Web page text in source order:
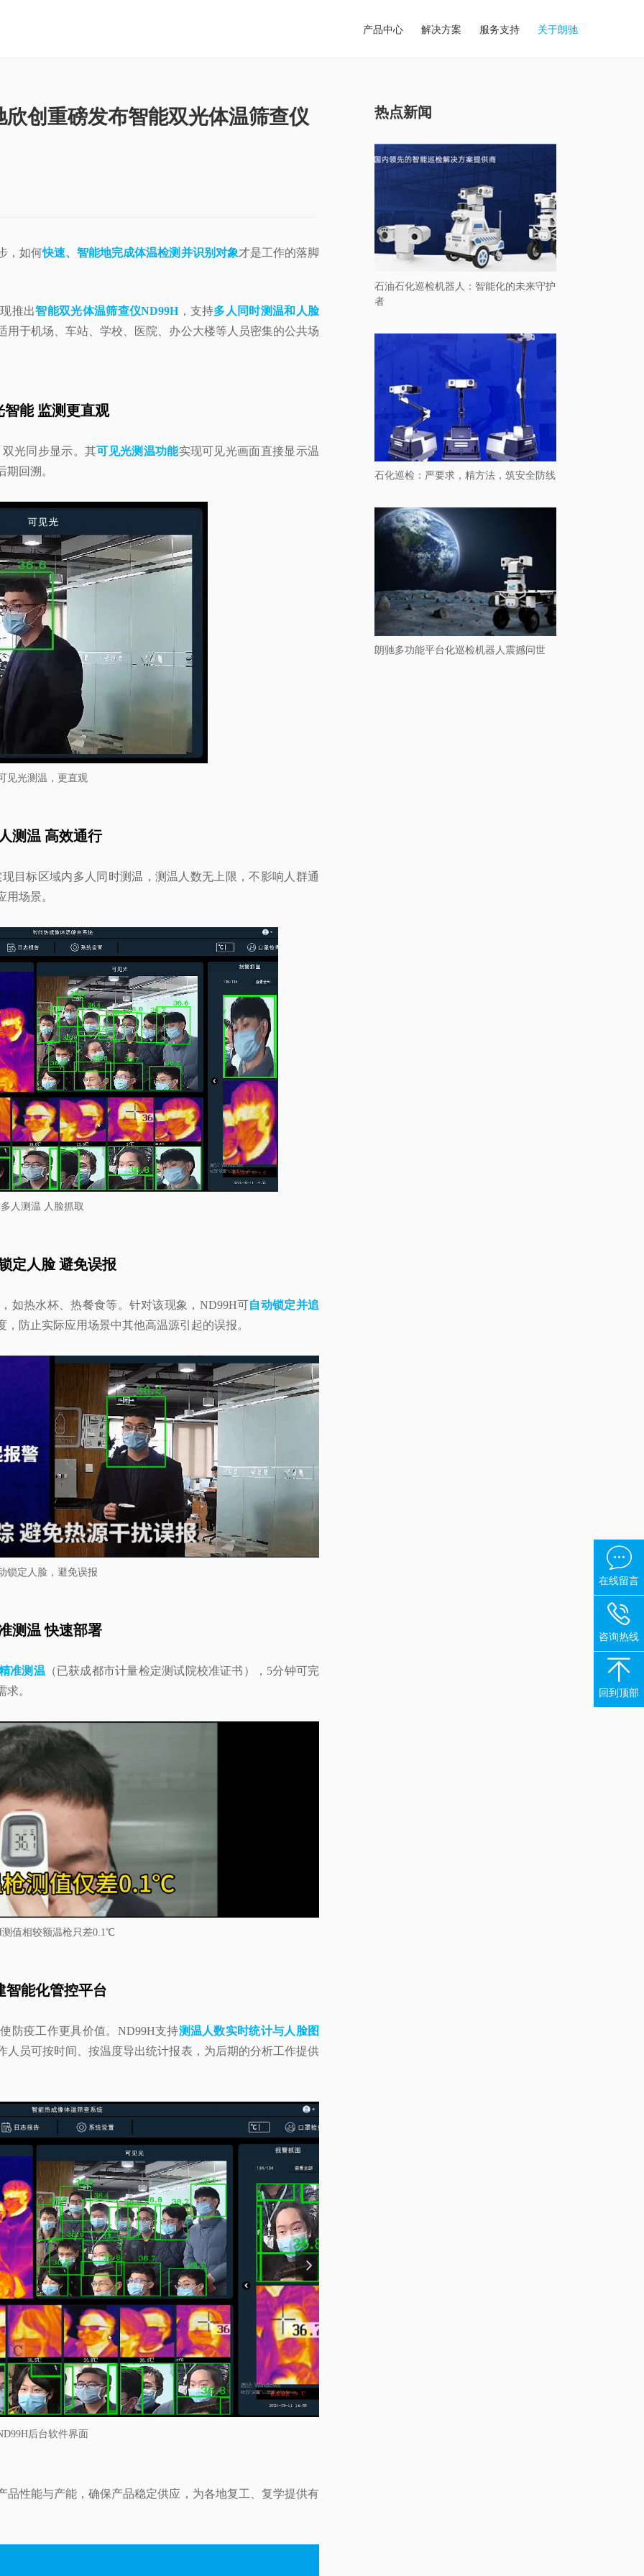
产品中心 解决方案 服务支持 关于朗驰
创重磅发布智能双光体温筛查仪
，如何快速、智能地完成体温检测并识别对象才是工作的落脚
推出智能双光体温筛查仪ND99H，支持多人同时测温和人脸
用于机场、车站、学校、医院、办公大楼等人员密集的公共场
智能 监测更直观
光同步显示。其可见光测温功能实现可见光画面直接显示温
回溯。
见光测温，更直观
测温 高效通行
目标区域内多人同时测温，测温人数无上限，不影响人群通
场景。
多人测温 人脸抓取
定人脸 避免误报
如热水杯、热餐食等。针对该现象，ND99H可自动锁定并追
防止实际应用场景中其他高温源引起的误报。
锁定人脸，避免误报
测温 快速部署
准测温 （已获成都市计量检定测试院校准证书），5分钟可完
。
测值相较额温枪只差0.1℃
智能化管控平台
防疫工作更具价值。ND99H支持测温人数实时统计与人脸图
人员可按时间、按温度导出统计报表，为后期的分析工作提供
后台软件界面
品性能与产能，确保产品稳定供应，为各地复工、复学提供有
热点新闻
石油石化巡检机器人：智能化的未来守护
者
石化巡检：严要求，精方法，筑安全防线
朗驰多功能平台化巡检机器人震撼问世

在线留言

咨询热线

回到顶部